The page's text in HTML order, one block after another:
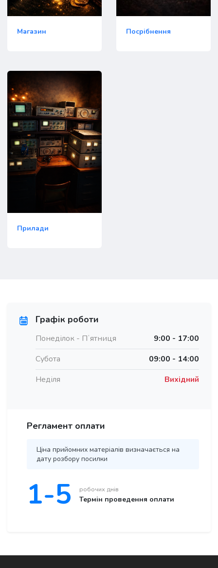
Магазин Посрібнення
Прилади
Графік роботи
Понеділок - Пʼятниця
9:00 - 17:00
Субота
09:00 - 14:00
Неділя
Вихідний
Регламент оплати
Ціна прийомних матеріалів визначається на
дату розбору посилки
1-5 робочих днів
Термін проведення оплати